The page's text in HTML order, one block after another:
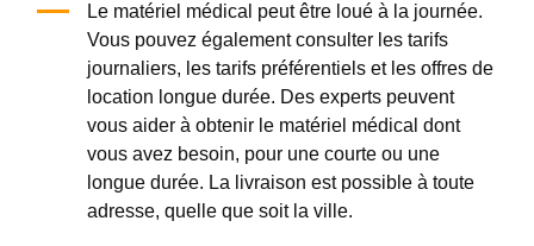
Le matériel médical peut être loué à la journée.
Vous pouvez également consulter les tarifs
journaliers, les tarifs préférentiels et les offres de
location longue durée. Des experts peuvent
vous aider à obtenir le matériel médical dont
vous avez besoin, pour une courte ou une
longue durée. La livraison est possible à toute
adresse, quelle que soit la ville.